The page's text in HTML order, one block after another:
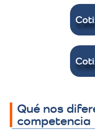
Qué nos
competencia